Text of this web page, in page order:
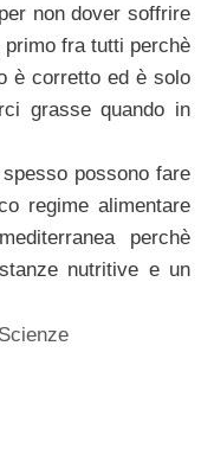
non dover soffrire
fra tutti perchè
è corretto ed è solo
grasse quando in
possono fare
regime alimentare
perchè
nutritive e un
Scienze